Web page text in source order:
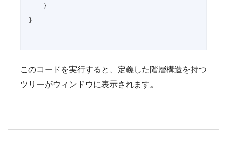
    }
}
このコードを実行すると、定義した階層構造を持つ
ツリーがウィンドウに表示されます。